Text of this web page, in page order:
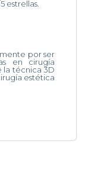
estrellas.
por ser
en cirugía
la técnica 3D
estética